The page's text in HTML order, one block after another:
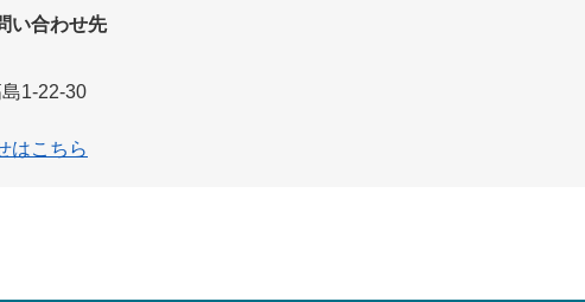
い合わせ先
1-22-30
はこちら